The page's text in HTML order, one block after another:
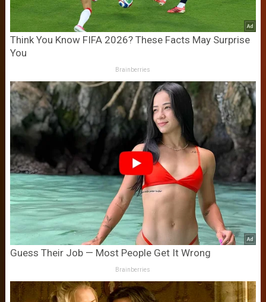
Think You Know FIFA 2026? These Facts May Surprise
You
Brainberries
Guess Their Job — Most People Get It Wrong
Brainberries